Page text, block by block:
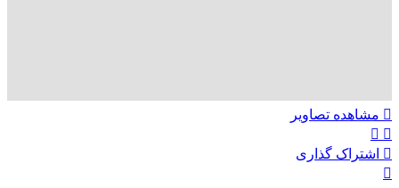
مشاهده تصاویر
اشتراک گذاری